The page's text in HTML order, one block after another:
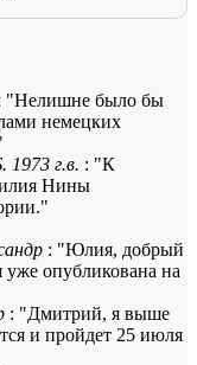
"Нелишне было бы
немецких
г.в. : "К
Нины
: "Юлия, добрый
опубликована на
: "Дмитрий, я выше
и пройдет 25 июля